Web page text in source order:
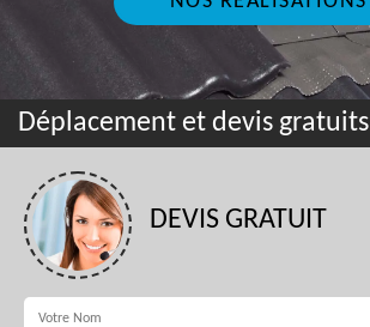
Déplacement et devis gratuits
DEVIS GRATUIT